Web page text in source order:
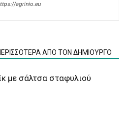
agrinio.eu
ΑΠΟ ΤΟΝ ΔΗΜΙΟΥΡΓΟ
με σάλτσα σταφυλιού